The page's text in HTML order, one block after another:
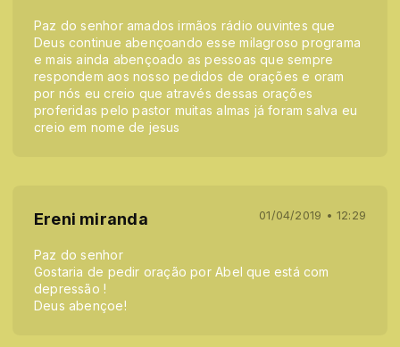
Paz do senhor amados irmãos rádio ouvintes que
Deus continue abençoando esse milagroso programa
e mais ainda abençoado as pessoas que sempre
respondem aos nosso pedidos de orações e oram
por nós eu creio que através dessas orações
proferidas pelo pastor muitas almas já foram salva eu
creio em nome de jesus
Ereni miranda 01/04/2019 • 12:29
Paz do senhor
Gostaria de pedir oração por Abel que está com
depressão !
Deus abençoe!